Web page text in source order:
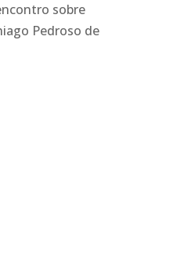
sobre
Pedroso de